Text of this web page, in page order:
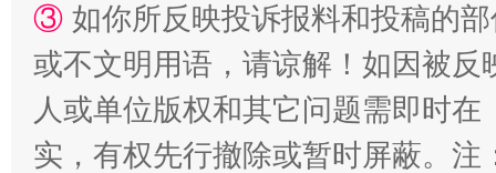
③ 如你所反映投诉报料和投稿的
或不文明用语，请谅解！如因被
人或单位版权和其它问题需即时在
实，有权先行撤除或暂时屏蔽。